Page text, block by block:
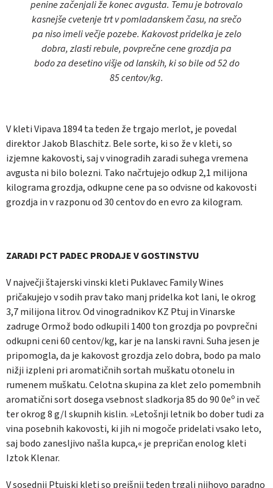
penine začenjali že konec avgusta. Temu je botrovalo
kasnejše cvetenje trt v pomladanskem času, na srečo
pa niso imeli večje pozebe. Kakovost pridelka je zelo
dobra, zlasti rebule, povprečne cene grozdja pa
bodo za desetino višje od lanskih, ki so bile od 52 do
85 centov/kg.
V kleti Vipava 1894 ta teden že trgajo merlot, je povedal
direktor Jakob Blaschitz. Bele sorte, ki so že v kleti, so
izjemne kakovosti, saj v vinogradih zaradi suhega vremena
avgusta ni bilo bolezni. Tako načrtujejo odkup 2,1 milijona
kilograma grozdja, odkupne cene pa so odvisne od kakovosti
grozdja in v razponu od 30 centov do en evro za kilogram.
ZARADI PCT PADEC PRODAJE V GOSTINSTVU
V največji štajerski vinski kleti Puklavec Family Wines
pričakujejo v sodih prav tako manj pridelka kot lani, le okrog
3,7 milijona litrov. Od vinogradnikov KZ Ptuj in Vinarske
zadruge Ormož bodo odkupili 1400 ton grozdja po povprečni
odkupni ceni 60 centov/kg, kar je na lanski ravni. Suha jesen je
pripomogla, da je kakovost grozdja zelo dobra, bodo pa malo
nižji izpleni pri aromatičnih sortah muškatu otonelu in
rumenem muškatu. Celotna skupina za klet zelo pomembnih
aromatični sort dosega vsebnost sladkorja 85 do 90 0eº in več
ter okrog 8 g/l skupnih kislin. »Letošnji letnik bo dober tudi za
vina posebnih kakovosti, ki jih ni mogoče pridelati vsako leto,
saj bodo zanesljivo našla kupca,« je prepričan enolog kleti
Iztok Klenar.
V sosednji Ptujski kleti so prejšnji teden trgali njihovo paradno